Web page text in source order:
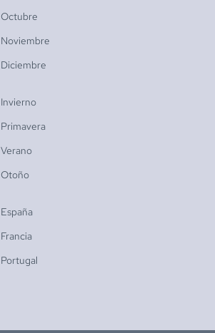
Octubre
Noviembre
Diciembre
Invierno
Primavera
Verano
Otoño
España
Francia
Portugal